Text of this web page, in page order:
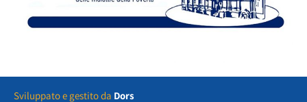
Sviluppato e gestito da Dors